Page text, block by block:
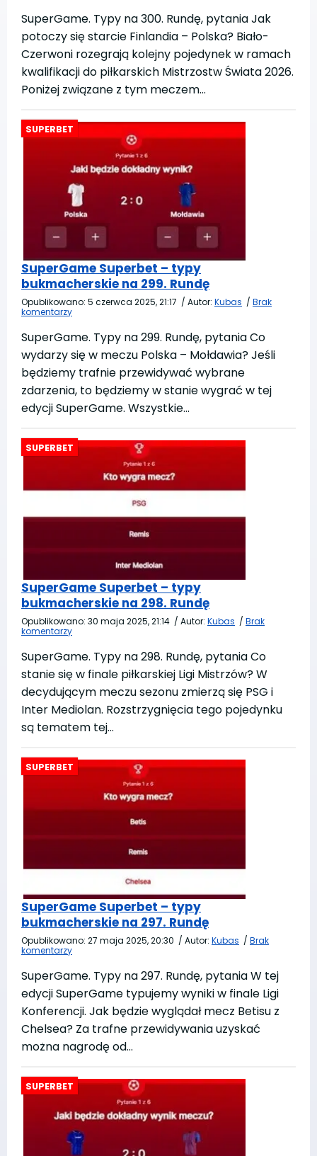
SuperGame. Typy na 300. Rundę, pytania Jak
potoczy się starcie Finlandia – Polska? Biało-
Czerwoni rozegrają kolejny pojedynek w ramach
kwalifikacji do piłkarskich Mistrzostw Świata 2026.
Poniżej związane z tym meczem…
SuperGame Superbet – typy
bukmacherskie na 299. Rundę
Opublikowano: 5 czerwca 2025, 21:17 / Autor: Kubas / Brak
komentarzy
SuperGame. Typy na 299. Rundę, pytania Co
wydarzy się w meczu Polska – Mołdawia? Jeśli
będziemy trafnie przewidywać wybrane
zdarzenia, to będziemy w stanie wygrać w tej
edycji SuperGame. Wszystkie…
SuperGame Superbet – typy
bukmacherskie na 298. Rundę
Opublikowano: 30 maja 2025, 21:14 / Autor: Kubas / Brak
komentarzy
SuperGame. Typy na 298. Rundę, pytania Co
stanie się w finale piłkarskiej Ligi Mistrzów? W
decydującym meczu sezonu zmierzą się PSG i
Inter Mediolan. Rozstrzygnięcia tego pojedynku
są tematem tej…
SuperGame Superbet – typy
bukmacherskie na 297. Rundę
Opublikowano: 27 maja 2025, 20:30 / Autor: Kubas / Brak
komentarzy
SuperGame. Typy na 297. Rundę, pytania W tej
edycji SuperGame typujemy wyniki w finale Ligi
Konferencji. Jak będzie wyglądał mecz Betisu z
Chelsea? Za trafne przewidywania uzyskać
można nagrodę od…